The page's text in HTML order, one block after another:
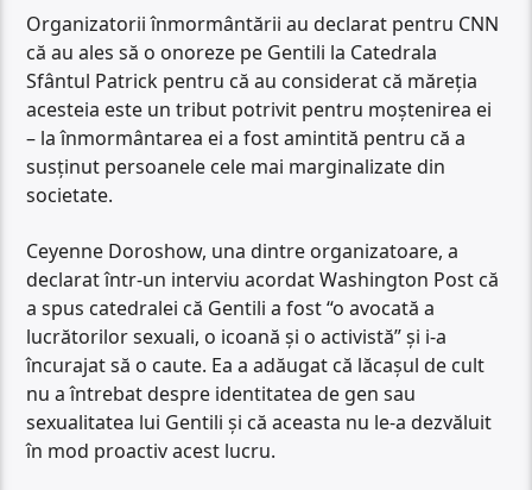
Organizatorii înmormântării au declarat pentru CNN
că au ales să o onoreze pe Gentili la Catedrala
Sfântul Patrick pentru că au considerat că măreția
acesteia este un tribut potrivit pentru moștenirea ei
– la înmormântarea ei a fost amintită pentru că a
susținut persoanele cele mai marginalizate din
societate.
Ceyenne Doroshow, una dintre organizatoare, a
declarat într-un interviu acordat Washington Post că
a spus catedralei că Gentili a fost “o avocată a
lucrătorilor sexuali, o icoană și o activistă” și i-a
încurajat să o caute. Ea a adăugat că lăcașul de cult
nu a întrebat despre identitatea de gen sau
sexualitatea lui Gentili și că aceasta nu le-a dezvăluit
în mod proactiv acest lucru.